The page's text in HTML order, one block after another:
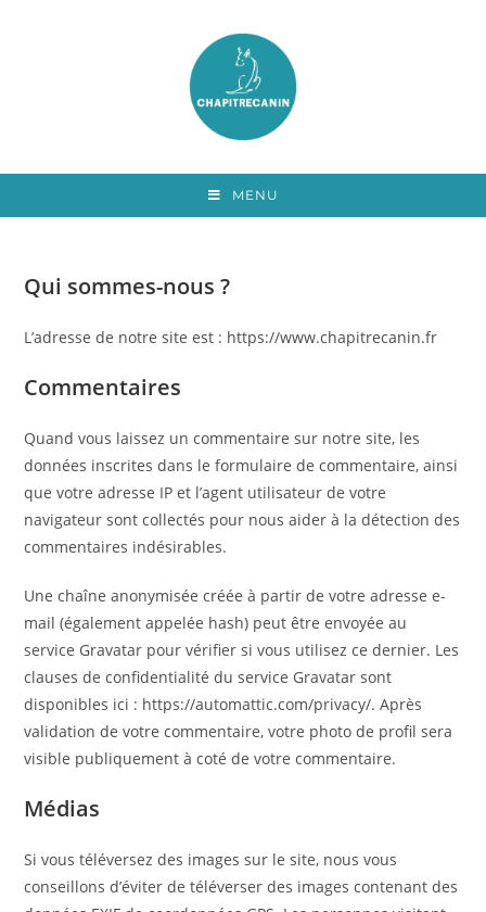
MENU
Qui sommes-nous ?
L’adresse de notre site est : https://www.chapitrecanin.fr
Commentaires
Quand vous laissez un commentaire sur notre site, les
données inscrites dans le formulaire de commentaire, ainsi
que votre adresse IP et l’agent utilisateur de votre
navigateur sont collectés pour nous aider à la détection des
commentaires indésirables.
Une chaîne anonymisée créée à partir de votre adresse e-
mail (également appelée hash) peut être envoyée au
service Gravatar pour vérifier si vous utilisez ce dernier. Les
clauses de confidentialité du service Gravatar sont
disponibles ici : https://automattic.com/privacy/. Après
validation de votre commentaire, votre photo de profil sera
visible publiquement à coté de votre commentaire.
Médias
Si vous téléversez des images sur le site, nous vous
conseillons d’éviter de téléverser des images contenant des